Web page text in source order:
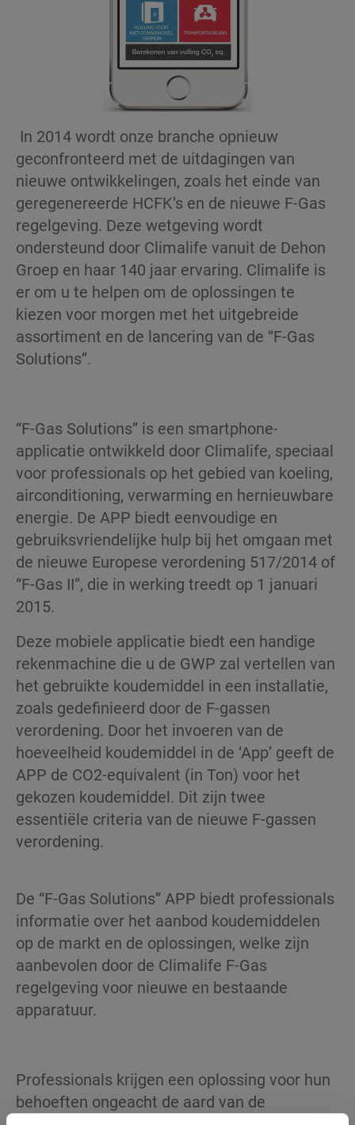
In 2014 wordt onze branche opnieuw
geconfronteerd met de uitdagingen van
nieuwe ontwikkelingen, zoals het einde van
geregenereerde HCFK’s en de nieuwe F-Gas
regelgeving. Deze wetgeving wordt
ondersteund door Climalife vanuit de Dehon
Groep en haar 140 jaar ervaring. Climalife is
er om u te helpen om de oplossingen te
kiezen voor morgen met het uitgebreide
assortiment en de lancering van de “F-Gas
Solutions”.
“F-Gas Solutions” is een smartphone-
applicatie ontwikkeld door Climalife, speciaal
voor professionals op het gebied van koeling,
airconditioning, verwarming en hernieuwbare
energie. De APP biedt eenvoudige en
gebruiksvriendelijke hulp bij het ​​omgaan met
de nieuwe Europese verordening 517/2014 of
“F-Gas II”, die in werking treedt op 1 januari
2015.
Deze mobiele applicatie biedt een handige
rekenmachine die u de GWP zal vertellen van
het gebruikte koudemiddel in een installatie,
zoals gedefinieerd door de F-gassen
verordening. Door het invoeren van de
hoeveelheid koudemiddel in de ‘App’ geeft de
APP de CO2-equivalent (in Ton) voor het
gekozen koudemiddel. Dit zijn twee
essentiële criteria van de nieuwe F-gassen
verordening.
De “F-Gas Solutions” APP biedt professionals
informatie over het aanbod koudemiddelen
op de markt en de oplossingen, welke zijn
aanbevolen door de Climalife F-Gas
regelgeving voor nieuwe en bestaande
apparatuur.
Professionals krijgen een oplossing voor hun
behoeften ongeacht de aard van de